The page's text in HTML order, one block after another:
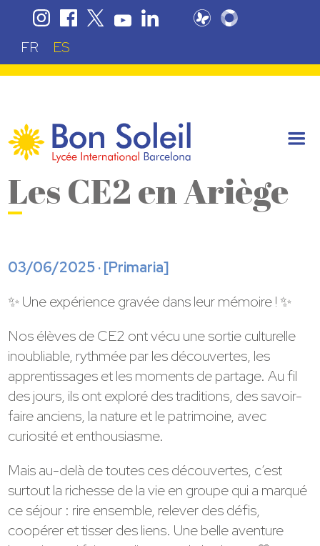
FR ES
Les CE2 en Ariège
03/06/2025 · [Primaria]
✨ Une expérience gravée dans leur mémoire ! ✨
Nos élèves de CE2 ont vécu une sortie culturelle
inoubliable, rythmée par les découvertes, les
apprentissages et les moments de partage. Au fil
des jours, ils ont exploré des traditions, des savoir-
faire anciens, la nature et le patrimoine, avec
curiosité et enthousiasme.
Mais au-delà de toutes ces découvertes, c’est
surtout la richesse de la vie en groupe qui a marqué
ce séjour : rire ensemble, relever des défis,
coopérer et tisser des liens. Une belle aventure